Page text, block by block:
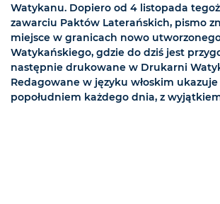
Watykanu. Dopiero od 4 listopada
zawarciu Paktów Laterańskich, pismo
miejsce w granicach nowo
Watykańskiego, gdzie do dziś jest
następnie drukowane w Drukarni
Redagowane w języku włoskim
popołudniem każdego dnia, z